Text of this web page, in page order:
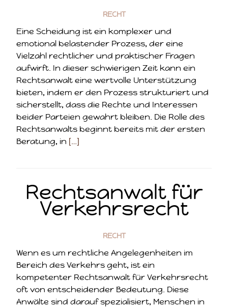
RECHT
Eine Scheidung ist ein komplexer und
emotional belastender Prozess, der eine
Vielzahl rechtlicher und praktischer Fragen
aufwirft. In dieser schwierigen Zeit kann ein
Rechtsanwalt eine wertvolle Unterstützung
bieten, indem er den Prozess strukturiert und
sicherstellt, dass die Rechte und Interessen
beider Parteien gewahrt bleiben. Die Rolle des
Rechtsanwalts beginnt bereits mit der ersten
Beratung, in […]
Rechtsanwalt für
Verkehrsrecht
RECHT
Wenn es um rechtliche Angelegenheiten im
Bereich des Verkehrs geht, ist ein
kompetenter Rechtsanwalt für Verkehrsrecht
oft von entscheidender Bedeutung. Diese
Anwälte sind darauf spezialisiert, Menschen in